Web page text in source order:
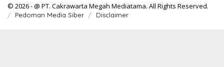
© 2026 - @ PT. Cakrawarta Megah Mediatama. All Rights Reserved.
Pedoman Media Siber Disclaimer